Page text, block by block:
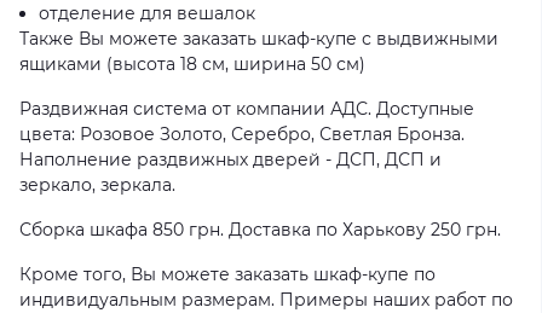
отделение для вешалок
Также Вы можете заказать шкаф-купе с выдвижными
ящиками (высота 18 см, ширина 50 см)
Раздвижная система от компании АДС. Доступные
цвета: Розовое Золото, Серебро, Светлая Бронза.
Наполнение раздвижных дверей - ДСП, ДСП и
зеркало, зеркала.
Сборка шкафа 850 грн. Доставка по Харькову 250 грн.
Кроме того, Вы можете заказать шкаф-купе по
индивидуальным размерам. Примеры наших работ по